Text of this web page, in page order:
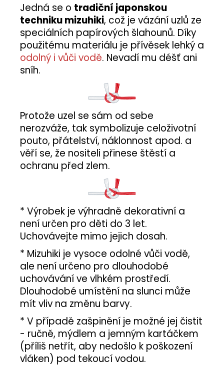
Jedná se o tradiční japonskou
techniku mizuhiki, což je vázání uzlů ze
speciálních papírových šlahounů. Díky
použitému materiálu je přívěsek lehký a
odolný i vůči vodě. Nevadí mu déšť ani
sníh.
Protože uzel se sám od sebe
nerozváže, tak symbolizuje celoživotní
pouto, přátelství, náklonnost apod. a
věří se, že nositeli přinese štěstí a
ochranu před zlem.
* Výrobek je výhradně dekorativní a
není určen pro děti do 3 let.
Uchovávejte mimo jejich dosah.
* Mizuhiki je vysoce odolné vůči vodě,
ale není určeno pro dlouhodobé
uchovávání ve vlhkém prostředí.
Dlouhodobé umístění na slunci může
mít vliv na změnu barvy.
* V případě zašpinění je možné jej čistit
- ručně, mýdlem a jemným kartáčkem
(příliš netřít, aby nedošlo k poškození
vláken) pod tekoucí vodou.